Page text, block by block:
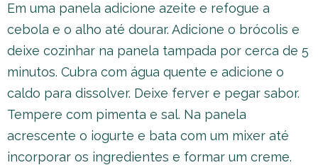
Em uma panela adicione azeite e refogue a
cebola e o alho até dourar. Adicione o brócolis e
deixe cozinhar na panela tampada por cerca de 5
minutos. Cubra com água quente e adicione o
caldo para dissolver. Deixe ferver e pegar sabor.
Tempere com pimenta e sal. Na panela
acrescente o iogurte e bata com um mixer até
incorporar os ingredientes e formar um creme.